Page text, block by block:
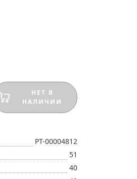
НЕТ В
НАЛИЧИИ
РТ-00004812
51
40